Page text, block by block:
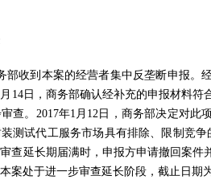
部收到本案的经营者集中反垄断申报。
月 14日，商务部确认经补充的申报材料符
查。 2017年1 月 12 日，商务部决定对此
测试代工服务市场具有排除、限制竞争
查延长期 届满时，申报方申请撤回案件
案处于进一步审查延长阶段，截止日期